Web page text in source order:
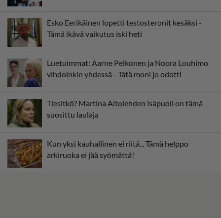
Esko Eerikäinen lopetti testosteronit kesäksi -
Tämä ikävä vaikutus iski heti
Luetuimmat: Aarne Pelkonen ja Noora Louhimo
vihdoinkin yhdessä - Tätä moni jo odotti
Tiesitkö? Martina Aitolehden isäpuoli on tämä
suosittu laulaja
Kun yksi kauhallinen ei riitä... Tämä helppo
arkiruoka ei jää syömättä!